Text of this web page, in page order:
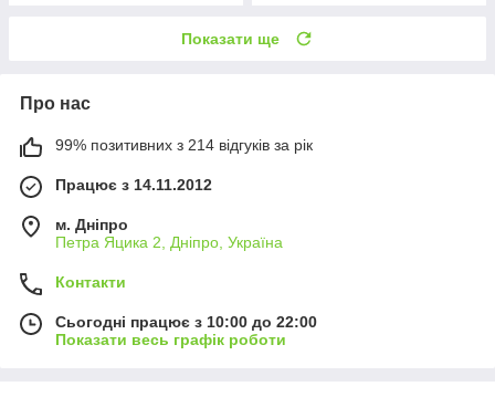
Показати ще
Про нас
99% позитивних з 214 відгуків за рік
Працює з 14.11.2012
м. Дніпро
Петра Яцика 2, Дніпро, Україна
Контакти
Сьогодні працює з 10:00 до 22:00
Показати весь графік роботи